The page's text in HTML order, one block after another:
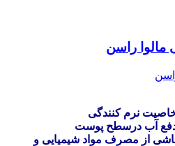
مالوا راسن
نرم کنندگی
آب درسطح پوست
از مصرف مواد شیمیایی و